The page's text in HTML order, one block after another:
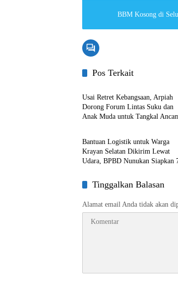
BBM Kosong di
Pos Terkait
Nunukan
Usai Retret Kebangsaan, Arpiah
Dorong Forum Lintas Suku dan
Anak Muda untuk Tangkal
Bantuan Logistik untuk Warga
Krayan Selatan Dikirim Lewat
Udara, BPBD Nunukan Siapkan
Tinggalkan Balasan
Alamat email Anda tidak akan